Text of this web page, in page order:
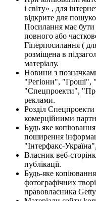
і світу» , для
відкрите для
Посилання має бути
повного або
Гіперпосилання (
розміщена в
матеріалу.
Новини з
"Регіони", "Гроші",
"Спецпроекти",
реклами.
Розділ Спецпроекти
комерційними
Будь яке
поширення
"Інтерфакс-
Власник веб-
публікації.
Будь-яке
фотографічних
правовласника